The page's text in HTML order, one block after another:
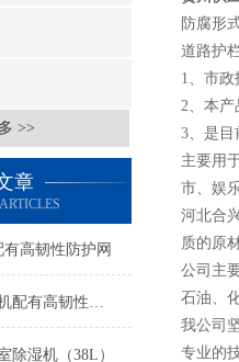
>>
章
高韧性防护网
2000型混凝土压力机配有高韧性防护网，试验过程更加安全可靠
除湿机（38L）
防腐形
道路护
1、市
2、本
3、是目
主要用
市、娱
河北合
质的原
公司主
石油、
我公司
专业的